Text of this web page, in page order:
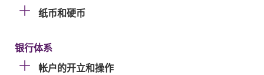
纸币和硬币
银行体系
帐户的开立和操作